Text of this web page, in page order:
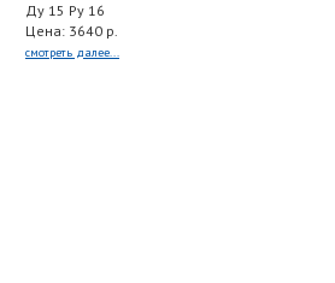
Ду 15 Ру 16
Цена: 3640 р.
смотреть далее...